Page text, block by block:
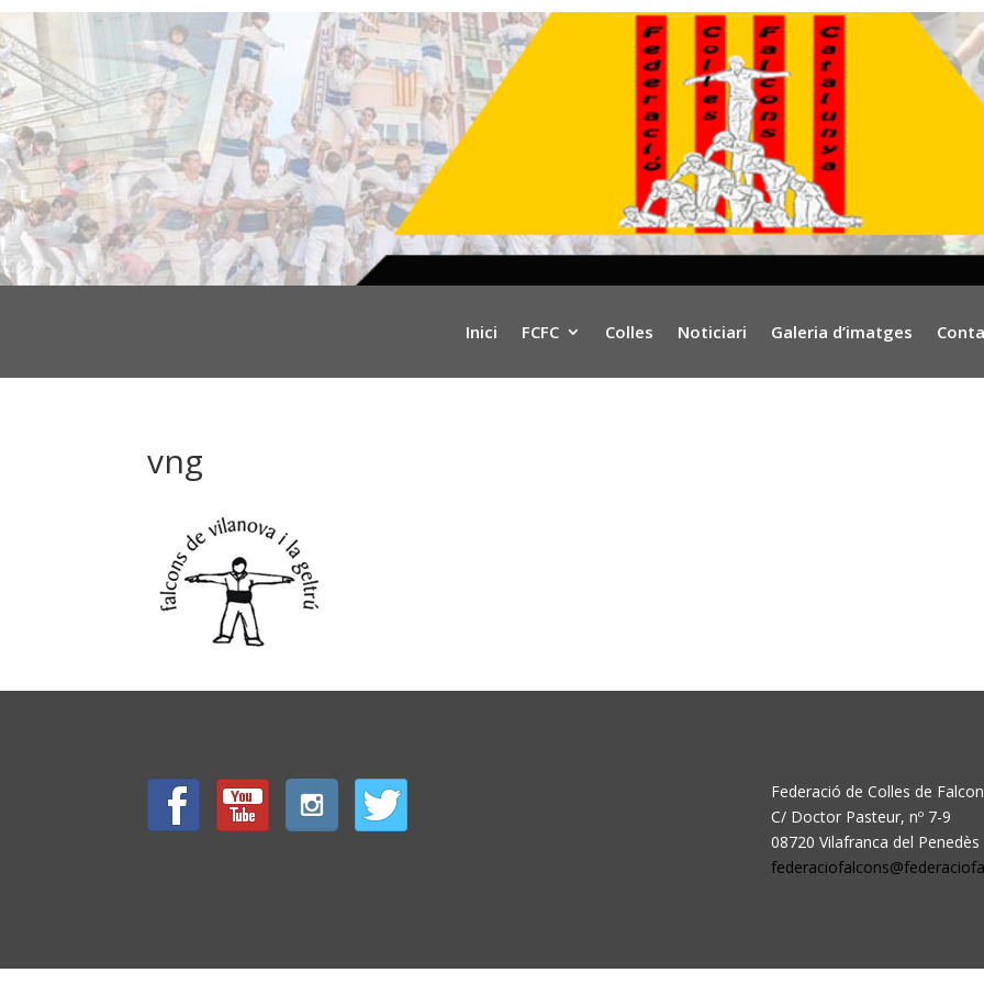
Inici FCFC Colles Noticiari Galeria d’imatges
vng
Federació de Colles de
C/ Doctor Pasteur, nº 7-9
08720 Vilafranca del Penedès